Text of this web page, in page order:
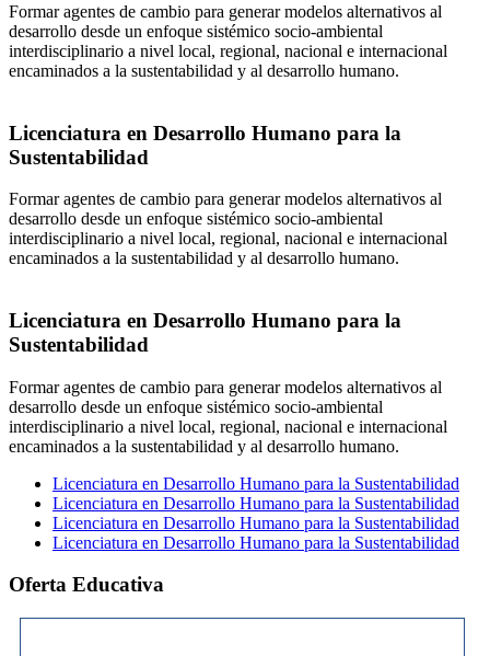
Formar agentes de cambio para generar modelos alternativos al
desarrollo desde un enfoque sistémico socio-ambiental
interdisciplinario a nivel local, regional, nacional e internacional
encaminados a la sustentabilidad y al desarrollo humano.
Licenciatura en Desarrollo Humano para la
Sustentabilidad
Formar agentes de cambio para generar modelos alternativos al
desarrollo desde un enfoque sistémico socio-ambiental
interdisciplinario a nivel local, regional, nacional e internacional
encaminados a la sustentabilidad y al desarrollo humano.
Licenciatura en Desarrollo Humano para la
Sustentabilidad
Formar agentes de cambio para generar modelos alternativos al
desarrollo desde un enfoque sistémico socio-ambiental
interdisciplinario a nivel local, regional, nacional e internacional
encaminados a la sustentabilidad y al desarrollo humano.
Licenciatura en Desarrollo Humano para la Sustentabilidad
Licenciatura en Desarrollo Humano para la Sustentabilidad
Licenciatura en Desarrollo Humano para la Sustentabilidad
Licenciatura en Desarrollo Humano para la Sustentabilidad
Oferta Educativa